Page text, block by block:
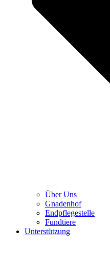
Über Uns
Gnadenhof
Endpflegestelle
Fundtiere
Unterstützung